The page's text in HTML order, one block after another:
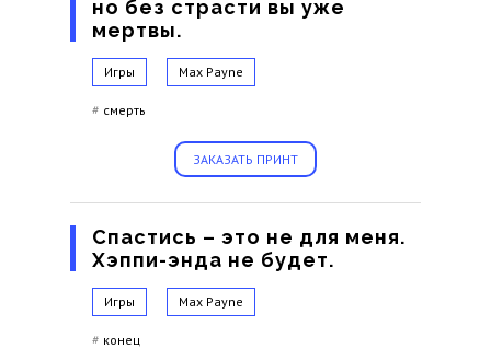
но без страсти вы уже
мертвы.
Игры Max Payne
# смерть
ЗАКАЗАТЬ ПРИНТ
Спастись – это не для меня.
Хэппи-энда не будет.
Игры Max Payne
# конец